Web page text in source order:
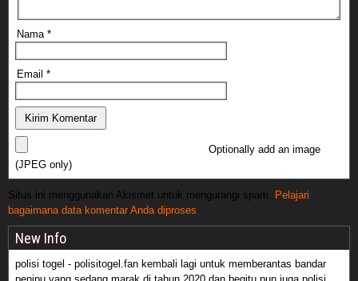
Nama *
Email *
Optionally add an image
(JPEG only)
Situs ini menggunakan Akismet untuk mengurangi spam. Pelajari
bagaimana data komentar Anda diproses
New Info
polisi togel - polisitogel.fan kembali lagi untuk memberantas bandar